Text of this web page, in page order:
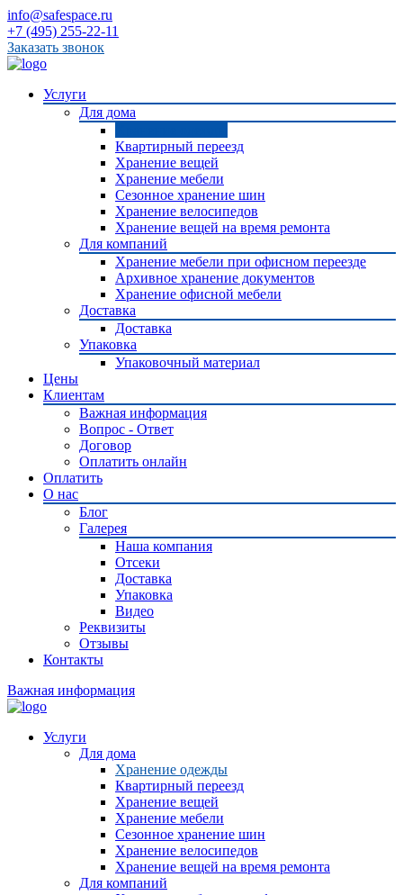
info@safespace.ru
+7 (495) 255-22-11
Заказать звонок
Услуги
Для дома
Квартирный переезд
Хранение вещей
Хранение мебели
Сезонное хранение шин
Хранение велосипедов
Хранение вещей на время ремонта
Для компаний
Хранение мебели при офисном переезде
Архивное хранение документов
Хранение офисной мебели
Доставка
Доставка
Упаковка
Упаковочный материал
Цены
Клиентам
Важная информация
Вопрос - Ответ
Договор
Оплатить онлайн
Оплатить
О нас
Блог
Галерея
Наша компания
Отсеки
Доставка
Упаковка
Видео
Реквизиты
Отзывы
Контакты
Важная информация
Услуги
Для дома
Хранение одежды
Квартирный переезд
Хранение вещей
Хранение мебели
Сезонное хранение шин
Хранение велосипедов
Хранение вещей на время ремонта
Для компаний